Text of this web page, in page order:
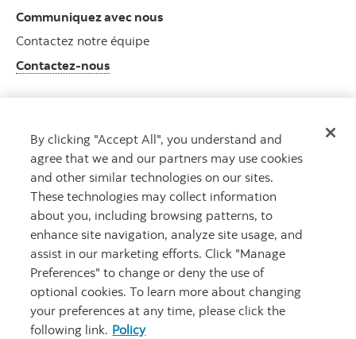
Communiquez avec nous
Contactez notre équipe
Contactez-nous
Qui nous sommes
Faites la connaissance de Roynat
Détails
Sécurité et fraude Confidentialité
By clicking "Accept All", you understand and
agree that we and our partners may use cookies
and other similar technologies on our sites.
These technologies may collect information
about you, including browsing patterns, to
enhance site navigation, analyze site usage, and
assist in our marketing efforts. Click "Manage
Preferences" to change or deny the use of
optional cookies. To learn more about changing
your preferences at any time, please click the
following link. Policy